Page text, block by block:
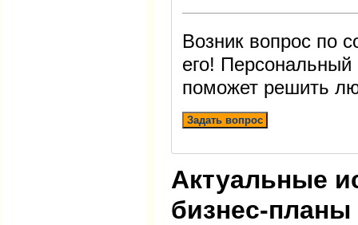
Возник вопрос по
его!
поможет решить
Задать вопрос
Актуальные
бизнес-планы